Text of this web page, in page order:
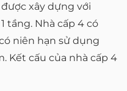
xây dựng với
tầng. Nhà cấp 4 có
niên hạn sử dụng
Kết cấu của nhà cấp 4